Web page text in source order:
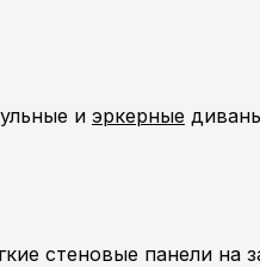
и эркерные
стеновые панели на